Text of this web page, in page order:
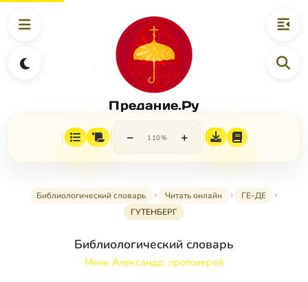
Предание.Ру
− 110% +
Библиологический словарь Читать онлайн
ГЕ–ДЕ
ГУТЕНБЕРГ
Библиологический словарь
Мень Александр, протоиерей